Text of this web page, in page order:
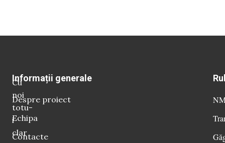
Cu
noi
totu-
i
clar
Informații generale
Despre proiect
Echipa
Contacte